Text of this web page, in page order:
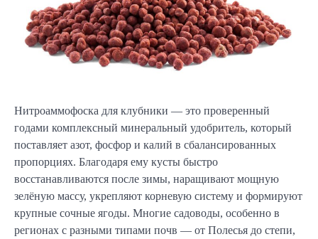
Нитроаммофоска для клубники — это проверенный
годами комплексный минеральный удобритель, который
поставляет азот, фосфор и калий в сбалансированных
пропорциях. Благодаря ему кусты быстро
восстанавливаются после зимы, наращивают мощную
зелёную массу, укрепляют корневую систему и формируют
крупные сочные ягоды. Многие садоводы, особенно в
регионах с разными типами почв — от Полесья до степи,